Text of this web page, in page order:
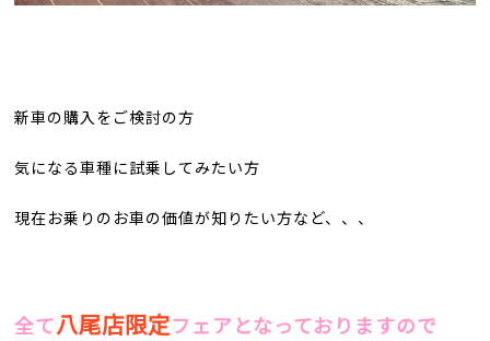
新車の購入をご検討の方
気になる車種に試乗してみたい方
現在お乗りのお車の価値が知りたい方など、、、
全て八尾店限定フェアとなっておりますので